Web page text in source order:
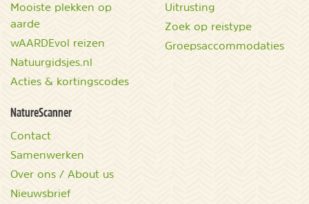
Mooiste plekken op
aarde
wAARDEvol reizen
Natuurgidsjes.nl
Acties & kortingscodes
Uitrusting
Zoek op reistype
Groepsaccommodaties
NatureScanner
Contact
Samenwerken
Over ons / About us
Nieuwsbrief